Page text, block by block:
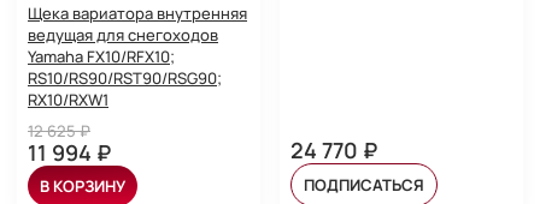
Щека вариатора внутренняя
ведущая для снегоходов
Yamaha FX10/RFX10;
RS10/RS90/RST90/RSG90;
RX10/RXW1
12 625 ₽
11 994 ₽
В КОРЗИНУ
24 770 ₽
ПОДПИСАТЬСЯ